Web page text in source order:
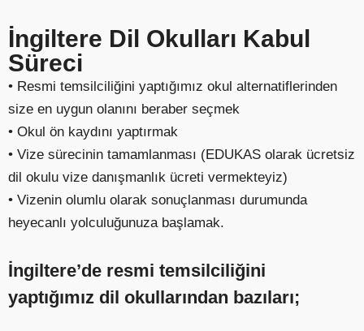
İngiltere Dil Okulları Kabul
Süreci
• Resmi temsilciliğini yaptığımız okul alternatiflerinden
size en uygun olanını beraber seçmek
• Okul ön kaydını yaptırmak
• Vize sürecinin tamamlanması (EDUKAS olarak ücretsiz
dil okulu vize danışmanlık ücreti vermekteyiz)
• Vizenin olumlu olarak sonuçlanması durumunda
heyecanlı yolculuğunuza başlamak.
İngiltere’de resmi temsilciliğini
yaptığımız dil okullarından bazıları;